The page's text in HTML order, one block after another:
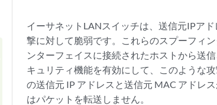
イーサネットLANスイッチは、送信元IPア
撃に対して脆弱です。これらのスプーフィ
ンターフェイスに接続されたホストから送
キュリティ機能を有効にして、このような
の送信元 IP アドレスと送信元 MAC アドレ
はパケットを転送しません。